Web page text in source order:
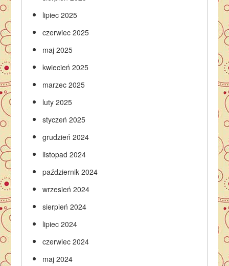
lipiec 2025
czerwiec 2025
maj 2025
kwiecień 2025
marzec 2025
luty 2025
styczeń 2025
grudzień 2024
listopad 2024
październik 2024
wrzesień 2024
sierpień 2024
lipiec 2024
czerwiec 2024
maj 2024